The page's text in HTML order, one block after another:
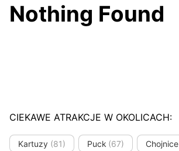
Nothing Found
CIEKAWE ATRAKCJE W OKOLICACH:
Kartuzy (81) Puck (67) Chojnice